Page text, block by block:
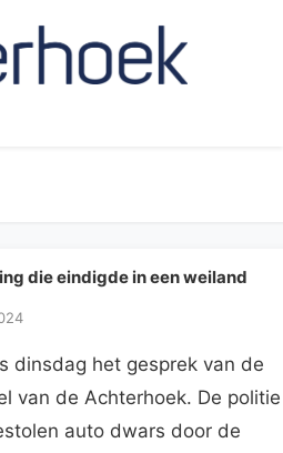
die eindigde in een weiland
dinsdag het gesprek van de
van de Achterhoek. De politie
auto dwars door de